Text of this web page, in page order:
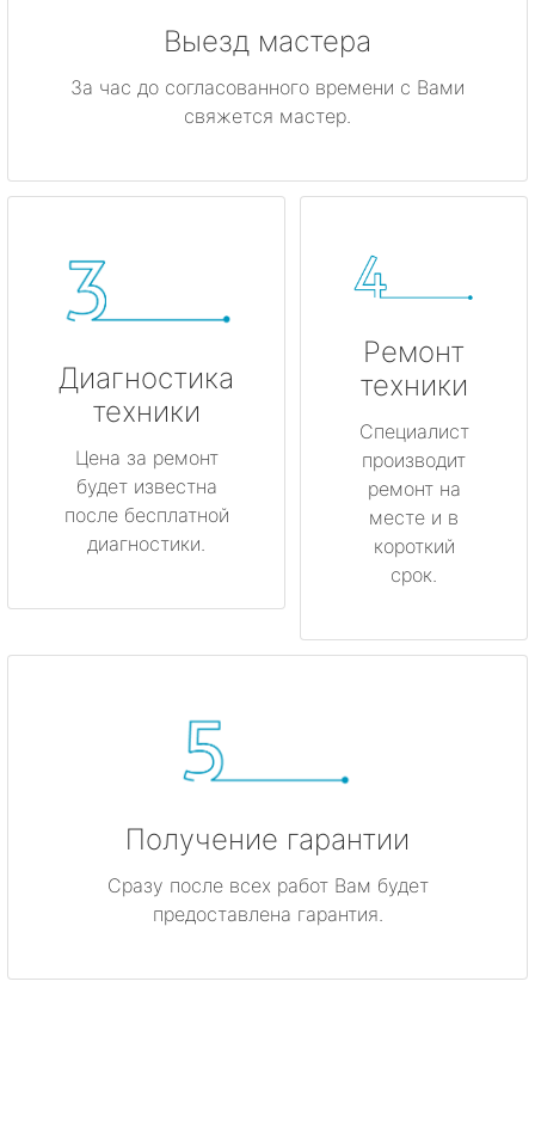
Выезд мастера
За час до согласованного времени с Вами
свяжется мастер.
Диагностика
техники
Цена за ремонт
будет известна
после бесплатной
диагностики.
Ремонт
техники
Специалист
производит
ремонт на
месте и в
короткий
срок.
Получение гарантии
Сразу после всех работ Вам будет
предоставлена гарантия.